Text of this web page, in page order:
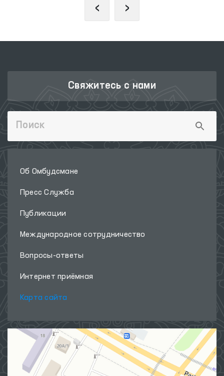
‹ ›
Свяжитесь с нами
Об Омбудсмане
Пресс Служба
Публикации
Международное сотрудничество
Вопросы-ответы
Интернет приёмная
Карта сайта